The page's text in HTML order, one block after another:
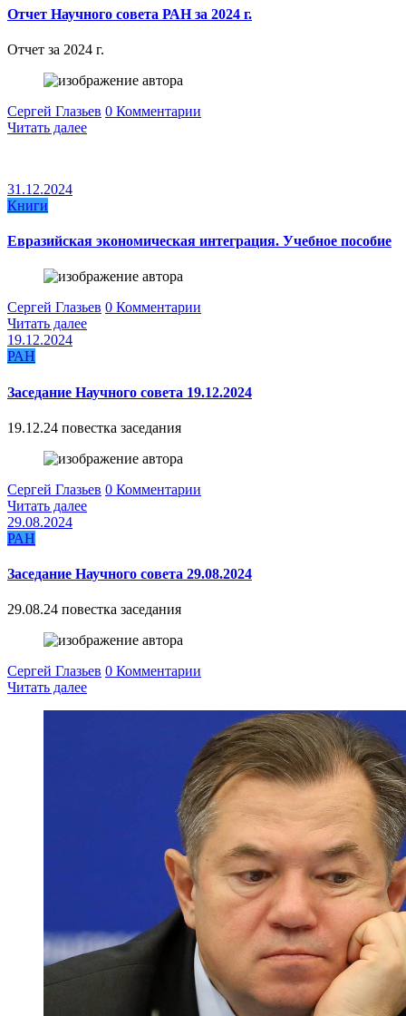
Отчет Научного совета РАН за 2024 г.
Отчет за 2024 г.
Сергей Глазьев 0 Комментарии
Читать далее
31.12.2024
Книги
Евразийская экономическая интеграция. Учебное пособие
Сергей Глазьев 0 Комментарии
Читать далее
19.12.2024
РАН
Заседание Научного совета 19.12.2024
19.12.24 повестка заседания
Сергей Глазьев 0 Комментарии
Читать далее
29.08.2024
РАН
Заседание Научного совета 29.08.2024
29.08.24 повестка заседания
Сергей Глазьев 0 Комментарии
Читать далее